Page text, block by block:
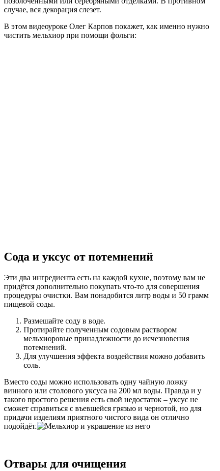
случае, вся декорация слезет.
В этом видеоуроке Олег Карпов покажет, как именно нужно
чистить мельхиор при помощи фольги:
Сода и уксус от потемнений
Эти два ингредиента есть на каждой кухне, поэтому вам не
придётся дополнительно покупать что-то для совершения
процедуры очистки. Вам понадобится литр воды и 50 грамм
пищевой соды.
Размешайте соду в воде.
Протирайте полученным содовым раствором
мельхиоровые принадлежности до исчезновения
потемнений.
Для улучшения эффекта воздействия можно добавить
соль.
Вместо соды можно использовать одну чайную ложку
винного или столового уксуса на 200 мл воды. Правда и у
такого простого решения есть свой недостаток – уксус не
сможет справиться с въевшейся грязью и чернотой, но для
придачи изделиям приятного чистого вида он отлично
подойдёт.
Отвары для очищения